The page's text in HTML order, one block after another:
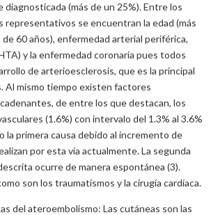
diagnosticada (más de un 25%). Entre los
representativos se encuentran la edad (más
60 años), enfermedad arterial periférica,
y la enfermedad coronaria pues todos
de arterioesclerosis, que es la principal
Al mismo tiempo existen factores
de entre los que destacan, los
(1.6%) con intervalo del 1.3% al 3.6%
la primera causa debido al incremento de
por esta vía actualmente. La segunda
ocurre de manera espontánea (3).
son los traumatismos y la cirugía cardíaca.
del ateroembolismo: Las cutáneas son las